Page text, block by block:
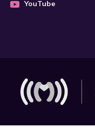
Aguilar
Ahmad
Ahmadi
YouTube